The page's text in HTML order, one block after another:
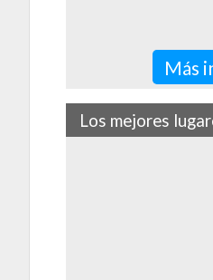
Más
Los mejores